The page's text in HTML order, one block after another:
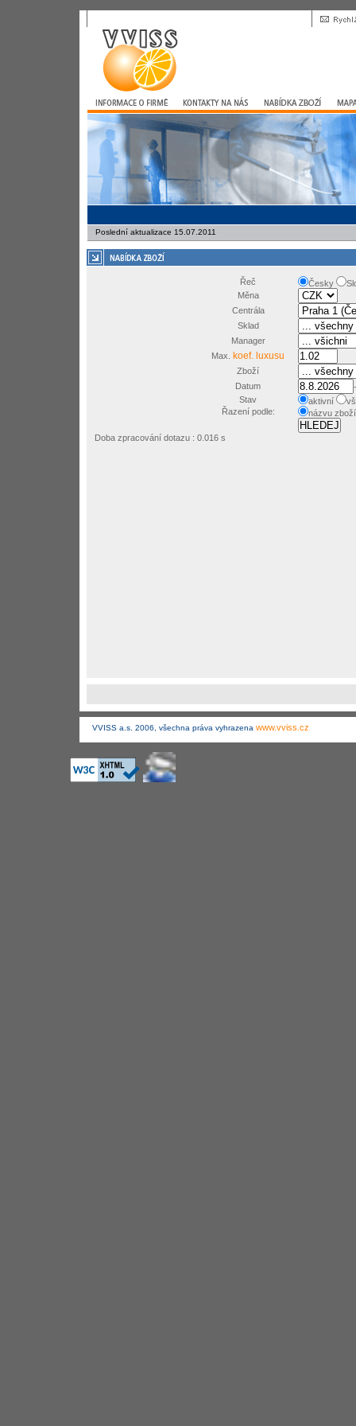
Poslední aktualizace 15.07.2011
Řeč Česky
Měna
Centrála
Sklad
Manager
Max.
koef. luxusu
Zboží
Datum
-
Stav
aktivní
Řazení podle:
názvu
Doba zpracování dotazu : 0.016 s
VVISS a.s. 2006, všechna práva vyhrazena www.vviss.cz